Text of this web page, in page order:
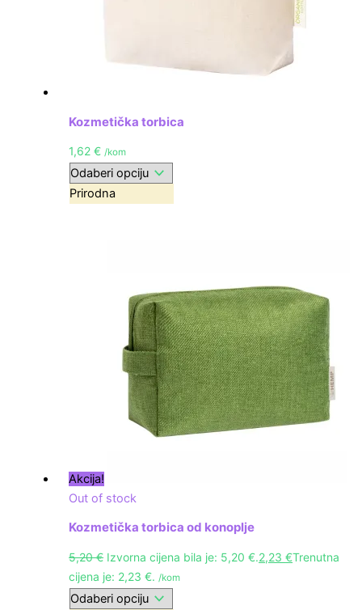
Kozmetička torbica
1,62€ /kom
Prirodna
Akcija!
Out of stock
Kozmetička torbica od konoplje
5,20€ Izvorna cijena bila je: 5,20 €.2,23€Trenutna
cijena je: 2,23 €. /kom